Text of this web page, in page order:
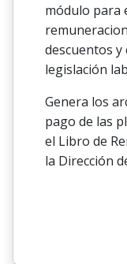
módulo para
descuentos y
legislación
Genera los
pago de las
el Libro de
la Dirección